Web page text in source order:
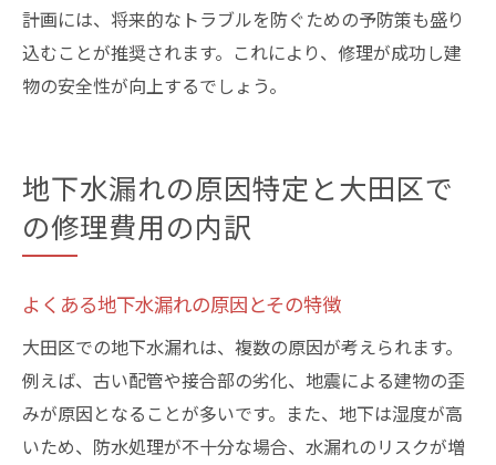
計画には、将来的なトラブルを防ぐための予防策も盛り
込むことが推奨されます。これにより、修理が成功し建
物の安全性が向上するでしょう。
地下水漏れの原因特定と大田区で
の修理費用の内訳
よくある地下水漏れの原因とその特徴
大田区での地下水漏れは、複数の原因が考えられます。
例えば、古い配管や接合部の劣化、地震による建物の歪
みが原因となることが多いです。また、地下は湿度が高
いため、防水処理が不十分な場合、水漏れのリスクが増